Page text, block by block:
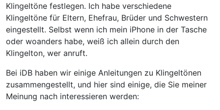
Klingeltöne festlegen. Ich habe verschiedene
Klingeltöne für Eltern, Ehefrau, Brüder und Schwestern
eingestellt. Selbst wenn ich mein iPhone in der Tasche
oder woanders habe, weiß ich allein durch den
Klingelton, wer anruft.
Bei iDB haben wir einige Anleitungen zu Klingeltönen
zusammengestellt, und hier sind einige, die Sie meiner
Meinung nach interessieren werden: